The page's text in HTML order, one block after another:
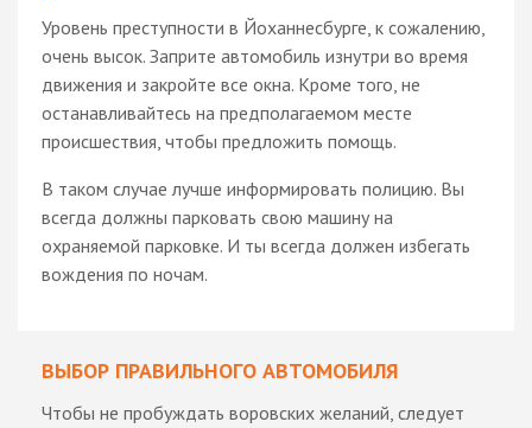
Уровень преступности в Йоханнесбурге, к сожалению,
очень высок. Заприте автомобиль изнутри во время
движения и закройте все окна. Кроме того, не
останавливайтесь на предполагаемом месте
происшествия, чтобы предложить помощь.
В таком случае лучше информировать полицию. Вы
всегда должны парковать свою машину на
охраняемой парковке. И ты всегда должен избегать
вождения по ночам.
ВЫБОР ПРАВИЛЬНОГО АВТОМОБИЛЯ
Чтобы не пробуждать воровских желаний, следует